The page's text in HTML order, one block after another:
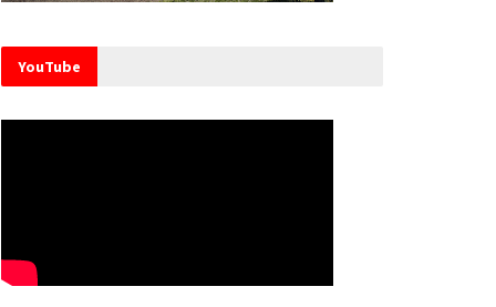
YouTube